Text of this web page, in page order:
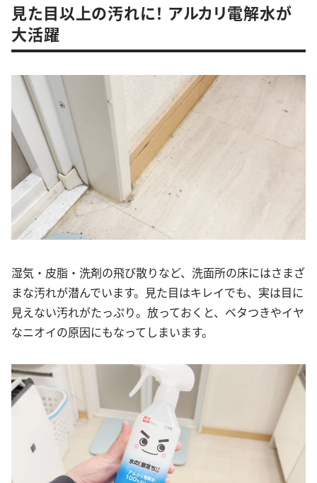
見た目以上の汚れに！ アルカリ電解水が
大活躍
湿気・皮脂・洗剤の飛び散りなど、洗面所の床にはさまざ
まな汚れが潜んでいます。見た目はキレイでも、実は目に
見えない汚れがたっぷり。放っておくと、ベタつきやイヤ
なニオイの原因にもなってしまいます。